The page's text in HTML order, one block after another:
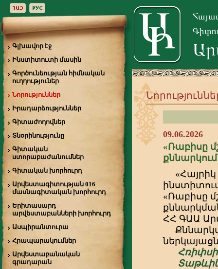
Գլխավոր էջ
Ինստիտուտի մասին
Գործունեության հիմնական
ուղղություներ
Նորություններ
Իրադարձություններ
Գիտաժողովներ
Տնօրինությունը
Գիտական
ստորաբաժանումներ
Գիտական խորհուրդ
Արվեստագիտության 016
մասնագիտական խորհուրդ
Երիտասարդ
արվեստաբանների խորհուրդ
Ասպիրանտուրա
Հրապարակումներ
Արվեստաբանական
գրադարան
09.06.2026
«Ռաբիսը
քննարկում
«Ռաբիսը
ՀՀ ԳԱԱ